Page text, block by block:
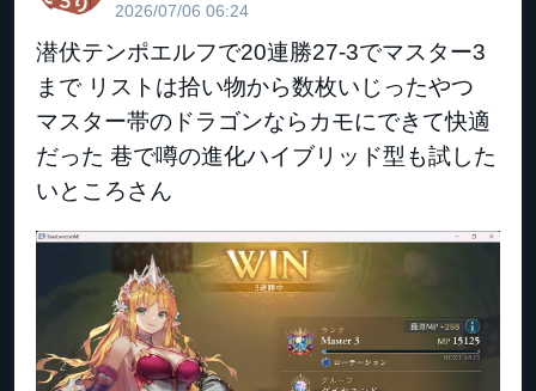
2026/07/06 06:24
潜伏テンポエルフで20連勝27-3でマスター3
まで リストは拾い物から数枚いじったやつ
マスター帯のドラゴンならカモにできて快適
だった 巷で噂の進化ハイブリッド型も試した
いところさん